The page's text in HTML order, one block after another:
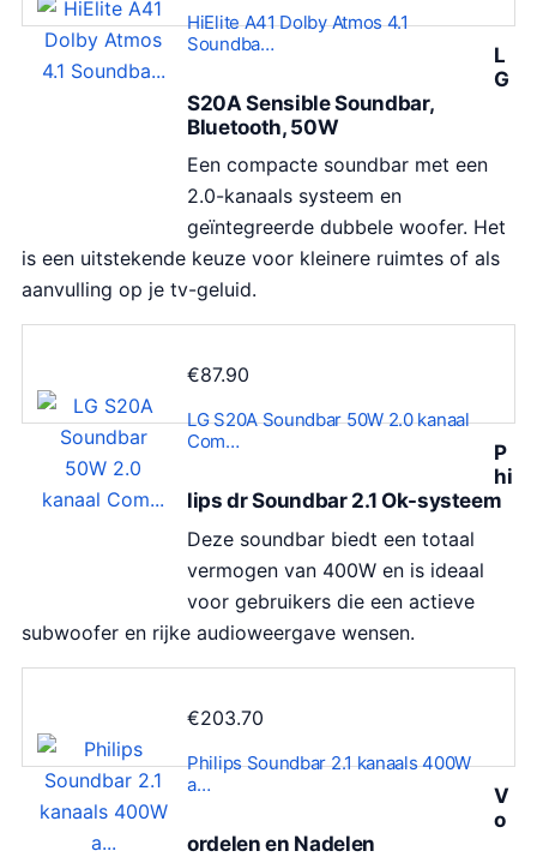
HiElite A41 Dolby Atmos 4.1
Soundba…
L
G
S20A Sensible Soundbar,
Bluetooth, 50W
Een compacte soundbar met een
2.0-kanaals systeem en
geïntegreerde dubbele woofer. Het
is een uitstekende keuze voor kleinere ruimtes of als
aanvulling op je tv-geluid.
€87.90
LG S20A Soundbar 50W 2.0 kanaal
Com…
P
hi
lips dr Soundbar 2.1 Ok-systeem
Deze soundbar biedt een totaal
vermogen van 400W en is ideaal
voor gebruikers die een actieve
subwoofer en rijke audioweergave wensen.
€203.70
Philips Soundbar 2.1 kanaals 400W
a…
V
o
ordelen en Nadelen